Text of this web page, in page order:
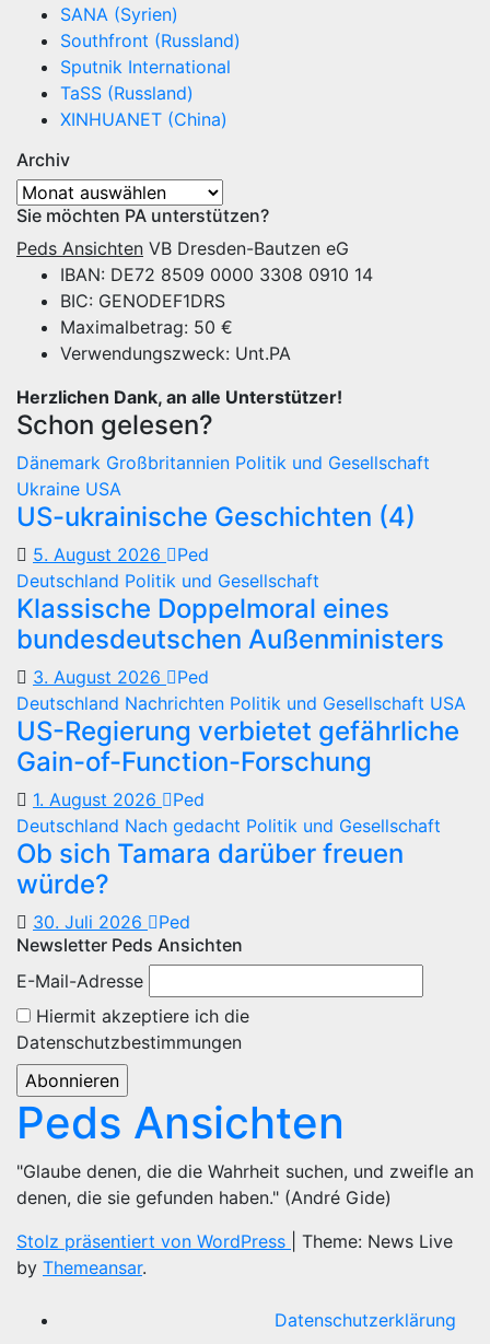
SANA (Syrien)
Southfront (Russland)
Sputnik International
TaSS (Russland)
XINHUANET (China)
Archiv
Archiv
Sie möchten PA unterstützen?
Peds Ansichten VB Dresden-Bautzen eG
IBAN: DE72 8509 0000 3308 0910 14
BIC: GENODEF1DRS
Maximalbetrag: 50 €
Verwendungszweck: Unt.PA
Herzlichen Dank, an alle Unterstützer!
Schon gelesen?
Dänemark Großbritannien Politik und Gesellschaft
Ukraine USA
US-ukrainische Geschichten (4)
5. August 2026
Ped
Deutschland Politik und Gesellschaft
Klassische Doppelmoral eines
bundesdeutschen Außenministers
3. August 2026
Ped
Deutschland Nachrichten Politik und Gesellschaft USA
US-Regierung verbietet gefährliche
Gain-of-Function-Forschung
1. August 2026
Ped
Deutschland Nach gedacht Politik und Gesellschaft
Ob sich Tamara darüber freuen
würde?
30. Juli 2026
Ped
Newsletter Peds Ansichten
E-Mail-Adresse
Hiermit akzeptiere ich die
Datenschutzbestimmungen
Peds Ansichten
"Glaube denen, die die Wahrheit suchen, und zweifle an
denen, die sie gefunden haben." (André Gide)
Stolz präsentiert von WordPress
Theme: News Live
by Themeansar.
Datenschutzerklärung